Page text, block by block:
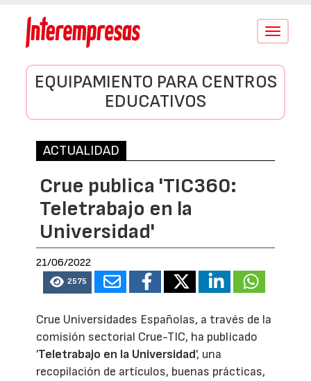
Conmutar
EQUIPAMIENTO PARA CENTROS
EDUCATIVOS
ACTUALIDAD
Crue publica 'TIC360:
Teletrabajo en la
Universidad'
21/06/2022
2575
Crue Universidades Españolas, a través de la
comisión sectorial Crue-TIC, ha publicado
'Teletrabajo en la Universidad', una
recopilación de artículos, buenas prácticas,